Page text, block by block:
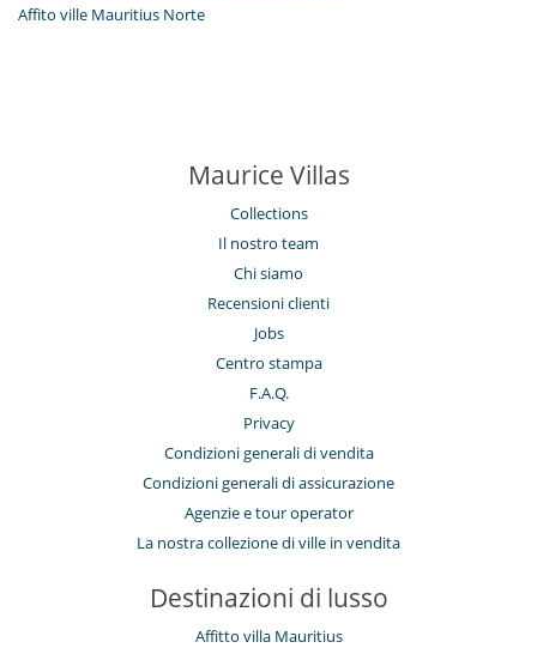
Affito ville Mauritius Norte
Maurice Villas
Collections
Il nostro team
Chi siamo
Recensioni clienti
Jobs
Centro stampa
F.A.Q.
Privacy
Condizioni generali di vendita
Condizioni generali di assicurazione
Agenzie e tour operator
La nostra collezione di ville in vendita
Destinazioni di lusso
Affitto villa Mauritius